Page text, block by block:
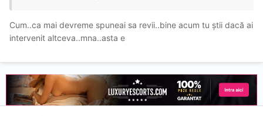
Cum..ca mai devreme spuneai sa revii..bine acum tu știi dacă ai
intervenit altceva..mna..asta e